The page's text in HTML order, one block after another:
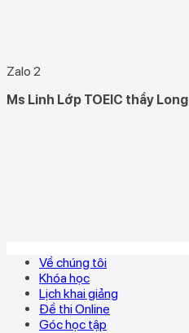
Zalo 2
Ms Linh Lớp TOEIC thầy Long
Về chúng tôi
Khóa học
Lịch khai giảng
Đề thi Online
Góc học tập